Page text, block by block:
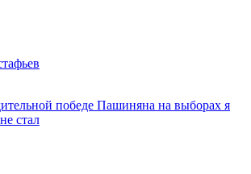
победе Пашиняна на выборах я
стал